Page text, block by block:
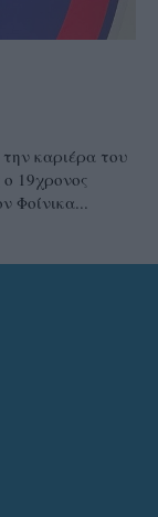
καριέρα του
19χρονος
Φοίνικα...